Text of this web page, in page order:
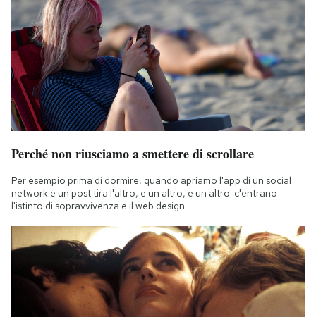
Perché non riusciamo a smettere di scrollare
Per esempio prima di dormire, quando apriamo l'app di un social
network e un post tira l'altro, e un altro, e un altro: c'entrano
l'istinto di sopravvivenza e il web design